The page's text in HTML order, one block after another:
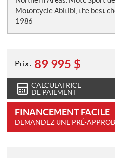
Motorcycle Abitibi, the best
1986
Prix : 89 995 $
CALCULATRICE
DE PAIEMENT
FINANCEMENT FACILE
DEMANDEZ UNE PRÉ-